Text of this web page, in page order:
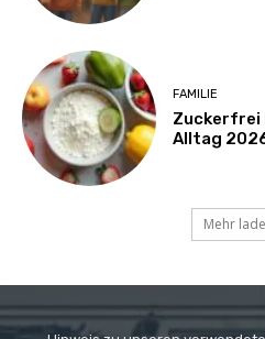
FAMILIE
Zuckerfrei
Alltag
Mehr